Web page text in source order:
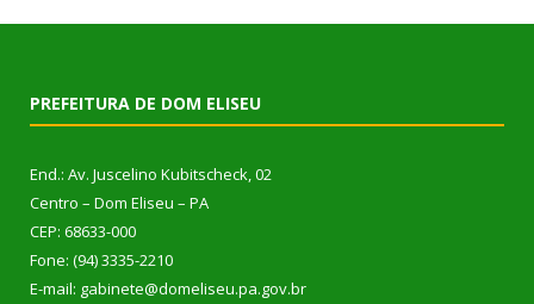
PREFEITURA DE DOM ELISEU
End.: Av. Juscelino Kubitscheck, 02
Centro – Dom Eliseu – PA
CEP: 68633-000
Fone: (94) 3335-2210
E-mail: gabinete@domeliseu.pa.gov.br